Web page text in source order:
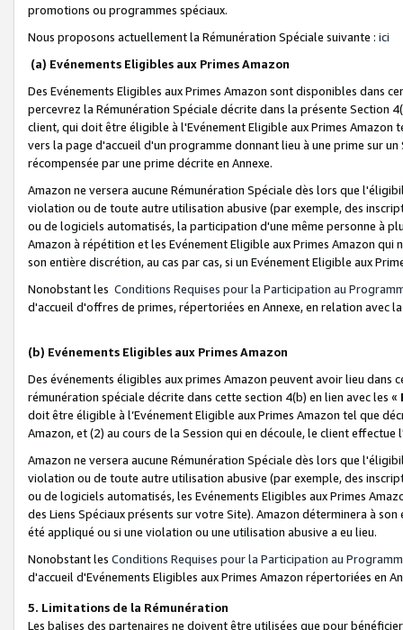
promotions ou programmes spéciaux.
Nous proposons actuellement la Rémunération Spéciale suivante : ici
(a) Evénements Eligibles aux Primes Amazon
Des Evénements Eligibles aux Primes Amazon sont disponibles dans
percevrez la Rémunération Spéciale décrite dans la présente Section
client, qui doit être éligible à l'Evénement Eligible aux Primes Amazon
vers la page d'accueil d'un programme donnant lieu à une prime sur
récompensée par une prime décrite en Annexe.
Amazon ne versera aucune Rémunération Spéciale dès lors que
violation ou de toute autre utilisation abusive (par exemple, des
ou de logiciels automatisés, la participation d'une même personne à
Amazon à répétition et les Evénement Eligible aux Primes Amazon qui
son entière discrétion, au cas par cas, si un Evénement Eligible aux
Nonobstant les Conditions Requises pour la Participation au
d'accueil d'offres de primes, répertoriées en Annexe, en relation avec
(b) Evénements Eligibles aux Primes Amazon
Des événements éligibles aux primes Amazon peuvent avoir lieu dans
rémunération spéciale décrite dans cette section 4(b) en lien avec les «
doit être éligible à l’Evénement Eligible aux Primes Amazon tel que
Amazon, et (2) au cours de la Session qui en découle, le client
Amazon ne versera aucune Rémunération Spéciale dès lors que
violation ou de toute autre utilisation abusive (par exemple, des
ou de logiciels automatisés, les Evénements Eligibles aux Primes
des Liens Spéciaux présents sur votre Site). Amazon déterminera à
été appliqué ou si une violation ou une utilisation abusive a eu lieu.
Nonobstant les Conditions Requises pour la Participation au
d'accueil d'Evénements Eligibles aux Primes Amazon répertoriées en
5. Limitations de la Rémunération
Les balises des partenaires ne doivent être utilisées que pour